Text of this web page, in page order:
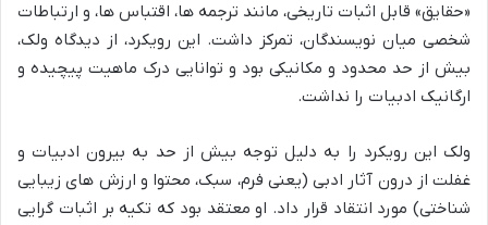
«حقایق» قابل اثبات تاریخی، مانند ترجمه ها، اقتباس ها، و ارتباطات
شخصی میان نویسندگان، تمرکز داشت. این رویکرد، از دیدگاه ولک،
بیش از حد محدود و مکانیکی بود و توانایی درک ماهیت پیچیده و
ارگانیک ادبیات را نداشت.
ولک این رویکرد را به دلیل توجه بیش از حد به بیرون ادبیات و
غفلت از درون آثار ادبی (یعنی فرم، سبک، محتوا و ارزش های زیبایی
شناختی) مورد انتقاد قرار داد. او معتقد بود که تکیه بر اثبات گرایی